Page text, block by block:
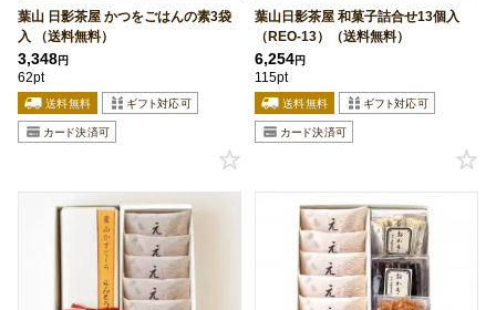
葉山 日影茶屋 かつをごはんの素3袋
入 （送料無料）
3,348円
62pt
葉山日影茶屋 和菓子詰合せ13個入
（REO-13）（送料無料）
6,254円
115pt